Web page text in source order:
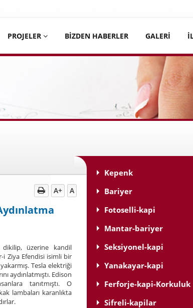
PROJELER BİZDEN HABERLER GALERİ
A+ A
üzerine kandil
i Ziya Efendisi isimli bir
Tesla elektriği
aydınlatmıştı. Edison
tanıtmıştı. O
lambaları karanlıkta
Kepenk
Bariyer
Fotoselli-kapi
Mantar-bariyer
Seksiyonel-kapi
Yanakayar-kapi
Ferforje-kapi-Korkuluk
Sifreli-kapilar